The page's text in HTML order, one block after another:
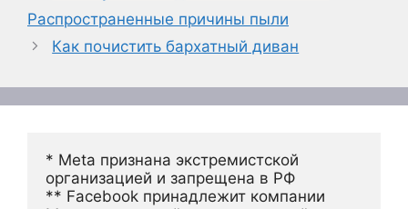
Распространенные причины пыли
Как почистить бархатный диван
* Meta признана экстремистской
организацией и запрещена в РФ
** Facebook принадлежит компании